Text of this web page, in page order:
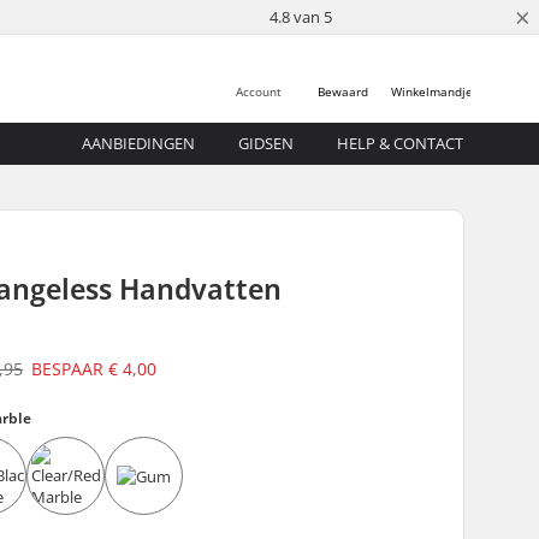
4.8 van 5 ×
Winkelmandje
Bewaard
Account
AANBIEDINGEN GIDSEN HELP & CONTACT
Handvatten
BESPAAR€ 4,00